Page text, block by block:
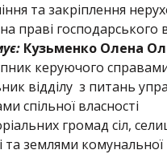
та закріплення
праві господарського
Кузьменко Олена
керуючого
відділу з питань
спільної власності
громад сіл,
та землями комунальної